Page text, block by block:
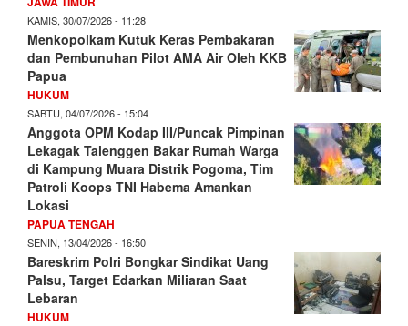
KAMIS, 30/07/2026 - 11:28
Menkopolkam Kutuk Keras Pembakaran
dan Pembunuhan Pilot AMA Air Oleh KKB
Papua
HUKUM
SABTU, 04/07/2026 - 15:04
Anggota OPM Kodap III/Puncak Pimpinan
Lekagak Talenggen Bakar Rumah Warga
di Kampung Muara Distrik Pogoma, Tim
Patroli Koops TNI Habema Amankan
Lokasi
PAPUA TENGAH
SENIN, 13/04/2026 - 16:50
Bareskrim Polri Bongkar Sindikat Uang
Palsu, Target Edarkan Miliaran Saat
Lebaran
HUKUM